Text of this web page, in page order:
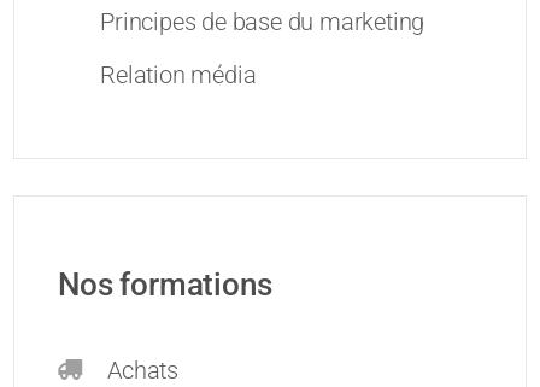
Principes de base du marketing
Relation média
Nos formations
Achats